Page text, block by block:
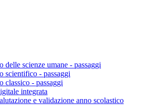
delle scienze umane - passaggi
scientifico - passaggi
classico - passaggi
integrata
e validazione anno scolastico